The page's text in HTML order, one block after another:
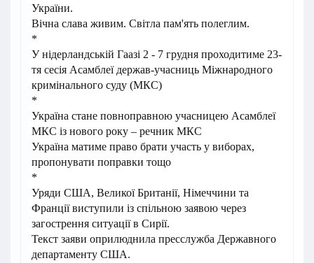
України.
Вічна слава живим. Світла пам'ять полеглим.
*
У нідерландській Гаазі 2 - 7 грудня проходитиме 23-
тя сесія Асамблеї держав-учасниць Міжнародного
кримінального суду (МКС)
*
Україна стане повноправною учасницею Асамблеї
МКС із нового року – речник МКС
Україна матиме право брати участь у виборах,
пропонувати поправки тощо
*
Уряди США, Великої Британії, Німеччини та
Франції виступили із спільною заявою через
загострення ситуації в Сирії.
Текст заяви оприлюднила пресслужба Державного
департаменту США.